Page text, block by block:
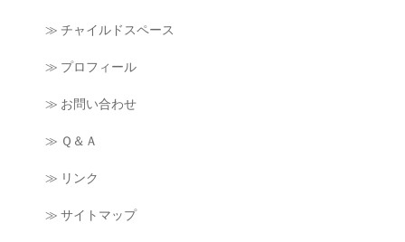
≫ チャイルドスペース
≫ プロフィール
≫ お問い合わせ
≫ Ｑ＆Ａ
≫ リンク
≫ サイトマップ